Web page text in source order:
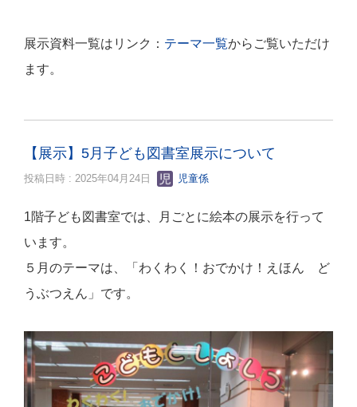
展示資料一覧はリンク： テーマ一覧からご覧いただけ
ます。
【展示】5月子ども図書室展示について
投稿日時 : 2025年04月24日 児童係
1階子ども図書室では、月ごとに絵本の展示を行って
います。
５月のテーマは、「わくわく！おでかけ！えほん ど
うぶつえん」です。